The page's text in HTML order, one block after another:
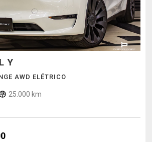
Y
AWD ELÉTRICO
25.000 km